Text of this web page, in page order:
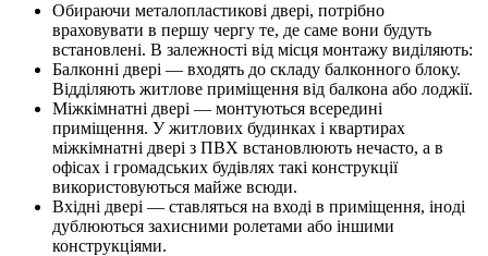
Обираючи металопластикові двері, потрібно
враховувати в першу чергу те, де саме вони будуть
встановлені. В залежності від місця монтажу виділяють:
Балконні двері — входять до складу балконного блоку.
Відділяють житлове приміщення від балкона або лоджії.
Міжкімнатні двері — монтуються всередині
приміщення. У житлових будинках і квартирах
міжкімнатні двері з ПВХ встановлюють нечасто, а в
офісах і громадських будівлях такі конструкції
використовуються майже всюди.
Вхідні двері — ставляться на вході в приміщення, іноді
дублюються захисними ролетами або іншими
конструкціями.